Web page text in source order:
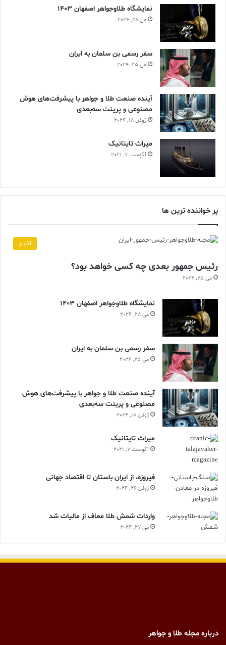
نمایشگاه طلاوجواهر اصفهان 1403
می 28, 2024
سفر رسمی بن سلمان به ایران
می 25, 2024
آینده صنعت طلا و جواهر با پیشرفت‌های هوش
مصنوعی و پرینت سه‌بعدی
ژوئن 18, 2024
ميراث تايتانيک
آگوست 7, 2021
پر خواننده ترین ها
اخبار
رئیس جمهور بعدی چه کسی خواهد بود؟
می 25, 2024
نمایشگاه طلاوجواهر اصفهان 1403
می 28, 2024
سفر رسمی بن سلمان به ایران
می 25, 2024
آینده صنعت طلا و جواهر با پیشرفت‌های هوش
مصنوعی و پرینت سه‌بعدی
ژوئن 18, 2024
ميراث تايتانيک
آگوست 7, 2021
فیروزه، از ایران باستان تا اقتصاد جهانی
ژوئن 26, 2024
واردات شمش طلا معاف از مالیات شد
می 27, 2024
درباره مجله طلا و جواهر